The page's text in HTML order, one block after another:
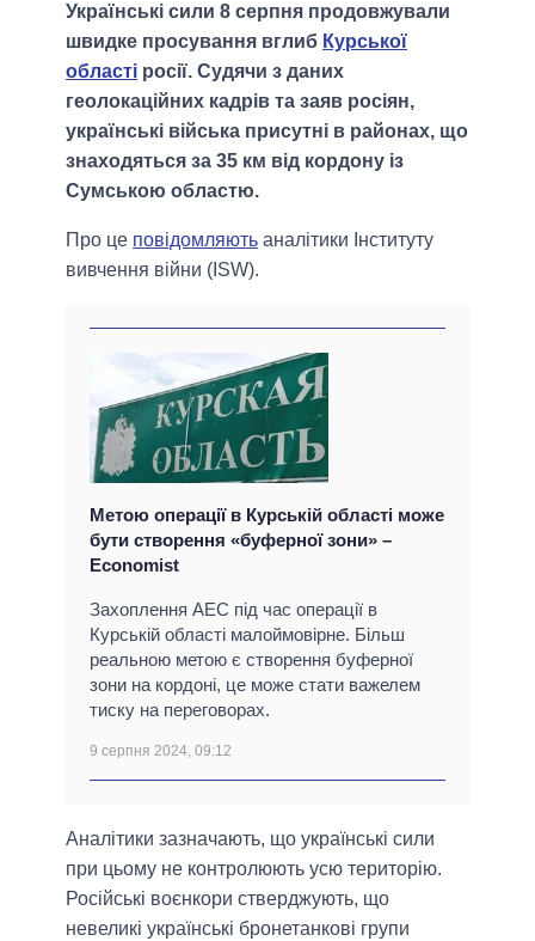
Українські сили 8 серпня продовжували
швидке просування вглиб Курської
області росії. Судячи з даних
геолокаційних кадрів та заяв росіян,
українські війська присутні в районах, що
знаходяться за 35 км від кордону із
Сумською областю.
Про це повідомляють аналітики Інституту
вивчення війни (ISW).
Метою операції в Курській області може
бути створення «буферної зони» –
Economist
Захоплення АЕС під час операції в
Курській області малоймовірне. Більш
реальною метою є створення буферної
зони на кордоні, це може стати важелем
тиску на переговорах.
9 серпня 2024, 09:12
Аналітики зазначають, що українські сили
при цьому не контролюють усю територію.
Російські воєнкори стверджують, що
невеликі українські бронетанкові групи